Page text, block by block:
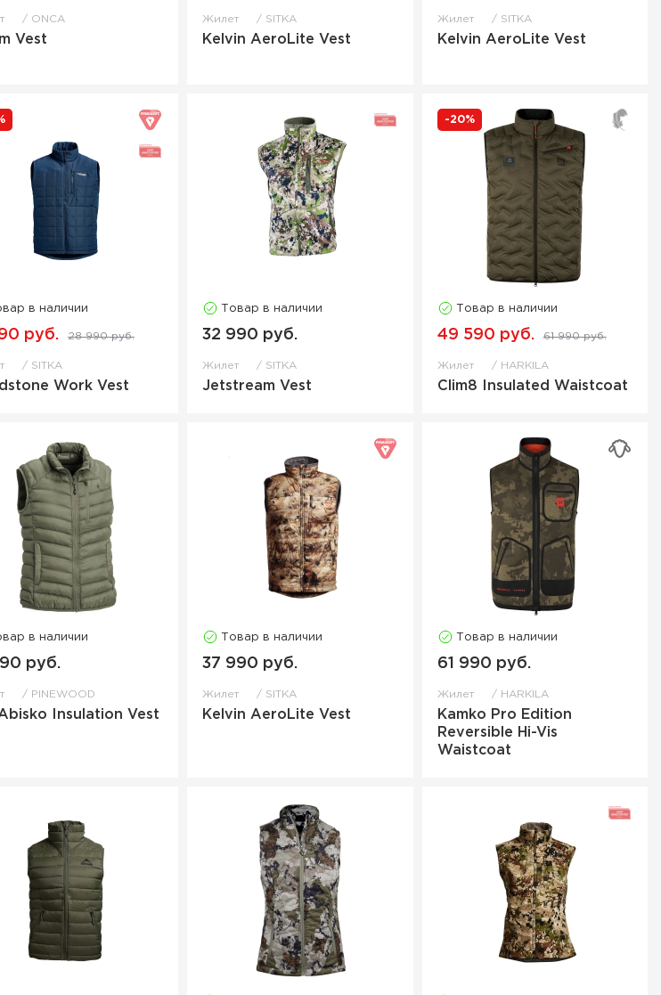
ONCA
Vest
Жилет SITKA
Kelvin AeroLite Vest
Жилет SITKA
Kelvin AeroLite Vest
в наличии
руб. 28 990 руб.
SITKA
Work Vest
Товар в наличии
32 990 руб.
Жилет SITKA
Jetstream Vest
-20%
Товар в наличии
49 590 руб. 61 990 руб.
Жилет HARKILA
Clim8 Insulated Waistcoat
в наличии
руб.
PINEWOOD
Insulation Vest
Товар в наличии
37 990 руб.
Жилет SITKA
Kelvin AeroLite Vest
Товар в наличии
61 990 руб.
Жилет HARKILA
Kamko Pro Edition
Reversible Hi-Vis
Waistcoat